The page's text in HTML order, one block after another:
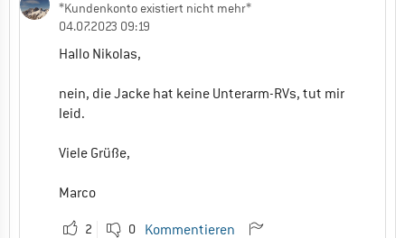
*Kundenkonto existiert nicht mehr*
04.07.2023 09:19
Hallo Nikolas,
nein, die Jacke hat keine Unterarm-RVs, tut mir
leid.
Viele Grüße,
Marco
2 0 Kommentieren